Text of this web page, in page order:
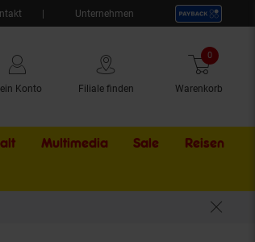
Unternehmen
Konto Filiale finden Warenkorb
0 Artikel
Multimedia Sale Externer
Reisen